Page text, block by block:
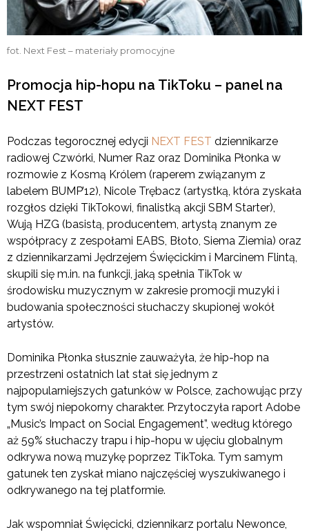
fot. Next Fest – materiały promocyjne
Promocja hip-hopu na TikToku – panel na
NEXT FEST
Podczas tegorocznej edycji NEXT FEST dziennikarze
radiowej Czwórki, Numer Raz oraz Dominika Płonka w
rozmowie z Kosmą Królem (raperem związanym z
labelem BUMP’12), Nicole Trębacz (artystką, która zyskała
rozgłos dzięki TikTokowi, finalistką akcji SBM Starter),
Wują HZG (basistą, producentem, artystą znanym ze
współpracy z zespołami EABS, Błoto, Siema Ziemia) oraz
z dziennikarzami Jędrzejem Święcickim i Marcinem Flintą,
skupili się m.in. na funkcji, jaką spełnia TikTok w
środowisku muzycznym w zakresie promocji muzyki i
budowania społeczności słuchaczy skupionej wokół
artystów.
Dominika Płonka słusznie zauważyła, że hip-hop na
przestrzeni ostatnich lat stał się jednym z
najpopularniejszych gatunków w Polsce, zachowując przy
tym swój niepokorny charakter. Przytoczyła raport Adobe
„Music’s Impact on Social Engagement”, według którego
aż 59% słuchaczy trapu i hip-hopu w ujęciu globalnym
odkrywa nową muzykę poprzez TikToka. Tym samym
gatunek ten zyskał miano najczęściej wyszukiwanego i
odkrywanego na tej platformie.
Jak wspomniał Święcicki, dziennikarz portalu Newonce,